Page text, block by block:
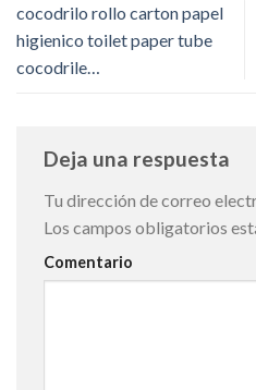
cocodrilo rollo carton papel
higienico toilet paper tube
cocodrile…
Deja una respuesta
Tu dirección de correo
Los campos obligatorios
Comentario